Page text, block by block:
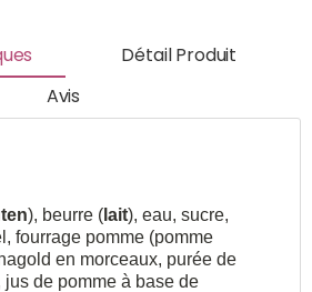
Détail Produit
Avis
), beurre ( lait), eau, sucre,
fourrage pomme (pomme
en morceaux, purée de
de pomme à base de